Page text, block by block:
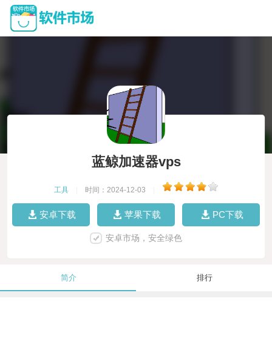
蓝鲸加速器vps
工具 时间：2024-12-03
安卓下载 苹果下载 PC下载
安卓市场，安全绿色
简介 排行